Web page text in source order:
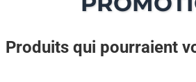
Produits qui pourraient